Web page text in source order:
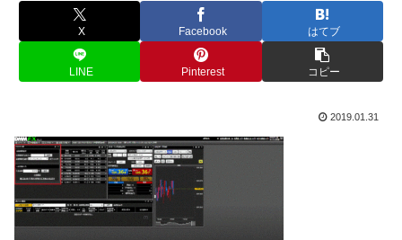
X Facebook はてブ
LINE Pinterest コピー
2019.01.31